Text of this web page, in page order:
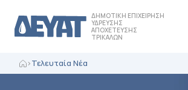
ΔΗΜΟΤΙΚΗ ΕΠΙΧΕΙΡΗΣΗ
ΥΔΡΕΥΣΗΣ
ΑΠΟΧΕΤΕΥΣΗΣ
ΤΡΙΚΑΛΩΝ
>Τελευταία Νέα